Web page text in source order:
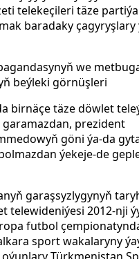
telekeçileri täze
baradaky çagyryşlary
we
beýleki görnüşleri
birnäçe täze döwlet
garamazdan, prezident
göni ýa-da
ýekeje-de
garaşsyzlygynyň
telewideniýesi 2012-nji
futbol
sport wakalaryny